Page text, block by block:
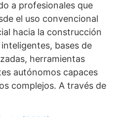
a profesionales que
el uso convencional
hacia la construcción
bases de
herramientas
autónomos capaces
complejos. A través de